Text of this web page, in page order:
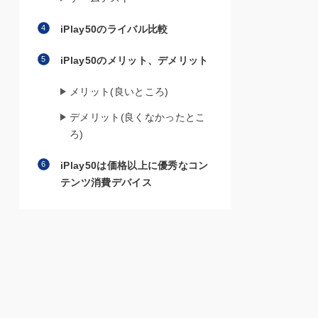
iPlay50のライバル比較
iPlay50のメリット、デメリット
メリット(良いところ)
デメリット(良くなかったとこ
ろ)
iPlay50は価格以上に優秀なコン
テンツ消費デバイス